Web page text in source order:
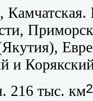
Камчатская.
и
216 тыс. км2